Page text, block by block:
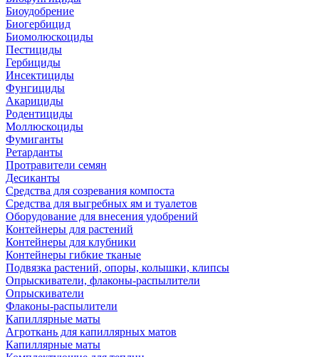
Биоудобрение
Биогербицид
Биомолюскоциды
Пестициды
Гербициды
Инсектициды
Фунгициды
Акарициды
Родентициды
Моллюскоциды
Фумиганты
Ретарданты
Протравители семян
Десиканты
Средства для созревания компоста
Средства для выгребных ям и туалетов
Оборудование для внесения удобрений
Контейнеры для растений
Контейнеры для клубники
Контейнеры гибкие тканые
Подвязка растений, опоры, колышки, клипсы
Опрыскиватели, флаконы-распылители
Опрыскиватели
Флаконы-распылители
Капиллярные маты
Агроткань для капиллярных матов
Капиллярные маты